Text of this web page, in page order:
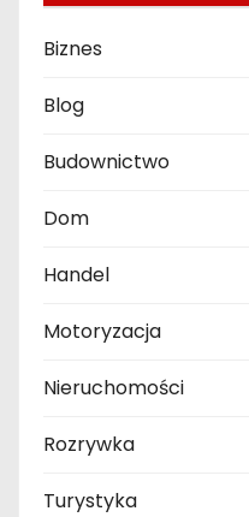
Biznes
Blog
Budownictwo
Dom
Handel
Motoryzacja
Nieruchomości
Rozrywka
Turystyka